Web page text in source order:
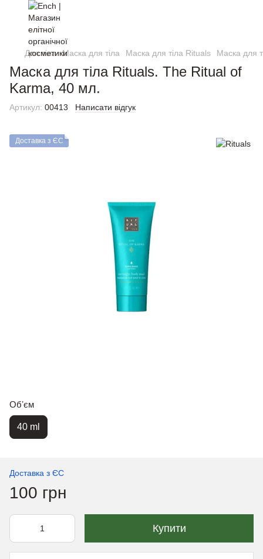
Для тіла Маска для тіла Маска для тіла Rituals Маска для
Маска для тіла Rituals. The Ritual of
Karma, 40 мл.
Артикул: 00413 Написати відгук
Доставка з ЄС
Обʼєм
40 ml
Доставка з ЄС
100 грн
Купити